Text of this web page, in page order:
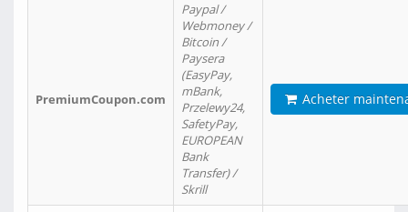
PremiumCoupon.com
Paypal /
Webmoney /
Bitcoin /
Paysera
(EasyPay,
mBank,
Przelewy24,
SafetyPay,
EUROPEAN
Bank
Transfer) /
Skrill
Acheter